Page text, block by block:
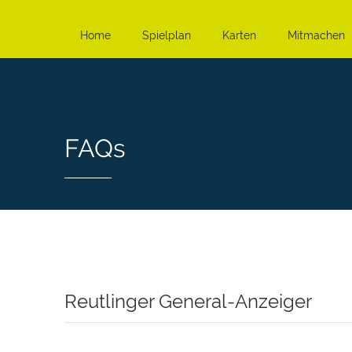
Home Spielplan Karten Mitmachen
FAQs
Reutlinger General-Anzeiger